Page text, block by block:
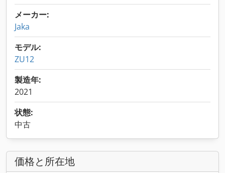
メーカー:
Jaka
モデル:
ZU12
製造年:
2021
状態:
中古
価格と所在地